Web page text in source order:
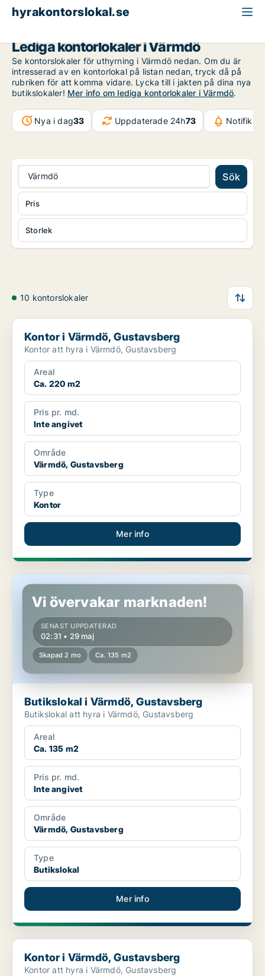
hyrakontorslokal.se
Lediga kontorlokaler i Värmdö
Se kontorslokaler för uthyrning i Värmdö nedan. Om du är
intresserad av en kontorlokal på listan nedan, tryck då på
rubriken för att komma vidare. Lycka till i jakten på dina nya
butikslokaler! Mer info om lediga kontorlokaler i Värmdö.
Nya i dag33 Uppdaterade 24h73
Värmdö Sök
Storlek
Pris
10 kontorslokaler
Kontor i Värmdö, Gustavsberg
Kontor i Värmdö, Gustavsberg
Kontor att hyra i Värmdö, Gustavsberg
Areal
Ca. 220 m2
Pris pr. md.
Inte angivet
Område
Värmdö, Gustavsberg
Type
Kontor
Mer info
Butikslokal i Värmdö, Gustavsberg
Vi övervakar marknaden!
SENAST UPPDATERAD
02:31 • 29 maj
Skapad 2 mo Ca. 135 m2
Butikslokal i Värmdö, Gustavsberg
Butikslokal att hyra i Värmdö, Gustavsberg
Areal
Ca. 135 m2
Pris pr. md.
Inte angivet
Område
Värmdö, Gustavsberg
Type
Butikslokal
Mer info
Kontor i Värmdö, Gustavsberg
Kontor i Värmdö, Gustavsberg
Kontor att hyra i Värmdö, Gustavsberg